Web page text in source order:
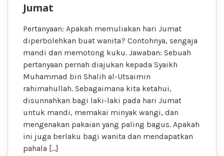
Jumat
Pertanyaan: Apakah memuliakan hari Jumat
diperbolehkan buat wanita? Contohnya, sengaja
mandi dan memotong kuku. Jawaban: Sebuah
pertanyaan pernah diajukan kepada Syaikh
Muhammad bin Shalih al-Utsaimin
rahimahullah. Sebagaimana kita ketahui,
disunnahkan bagi laki-laki pada hari Jumat
untuk mandi, memakai minyak wangi, dan
mengenakan pakaian yang paling bagus. Apakah
ini juga berlaku bagi wanita dan mendapatkan
pahala […]